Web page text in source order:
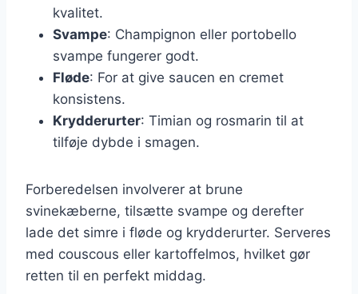
kvalitet.
Svampe: Champignon eller portobello
svampe fungerer godt.
Fløde: For at give saucen en cremet
konsistens.
Krydderurter: Timian og rosmarin til at
tilføje dybde i smagen.
Forberedelsen involverer at brune
svinekæberne, tilsætte svampe og derefter
lade det simre i fløde og krydderurter. Serveres
med couscous eller kartoffelmos, hvilket gør
retten til en perfekt middag.